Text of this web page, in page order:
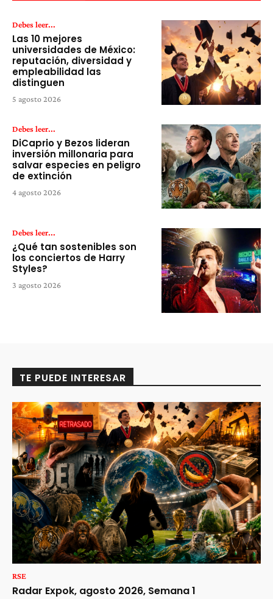
Debes leer...
Las 10 mejores
universidades de México:
reputación, diversidad y
empleabilidad las
distinguen
5 agosto 2026
Debes leer...
DiCaprio y Bezos lideran
inversión millonaria para
salvar especies en peligro
de extinción
4 agosto 2026
Debes leer...
¿Qué tan sostenibles son
los conciertos de Harry
Styles?
3 agosto 2026
TE PUEDE INTERESAR
RSE
Radar Expok, agosto 2026, Semana 1